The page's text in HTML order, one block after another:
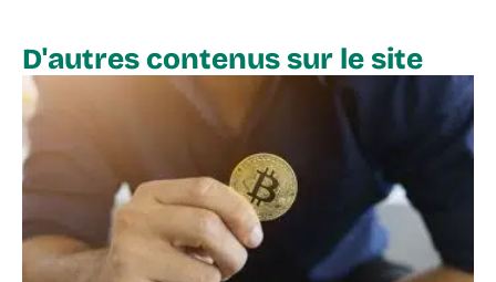
D'autres contenus sur le site